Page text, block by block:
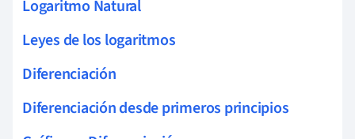
Logaritmo Natural
Leyes de los logaritmos
Diferenciación
Diferenciación desde primeros principios